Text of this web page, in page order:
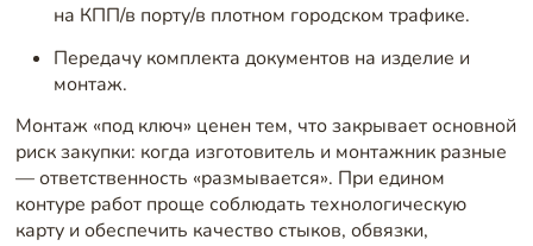
на КПП/в порту/в плотном городском трафике.
Передачу комплекта документов на изделие и
монтаж.
Монтаж «под ключ» ценен тем, что закрывает основной
риск закупки: когда изготовитель и монтажник разные
— ответственность «размывается». При едином
контуре работ проще соблюдать технологическую
карту и обеспечить качество стыков, обвязки,